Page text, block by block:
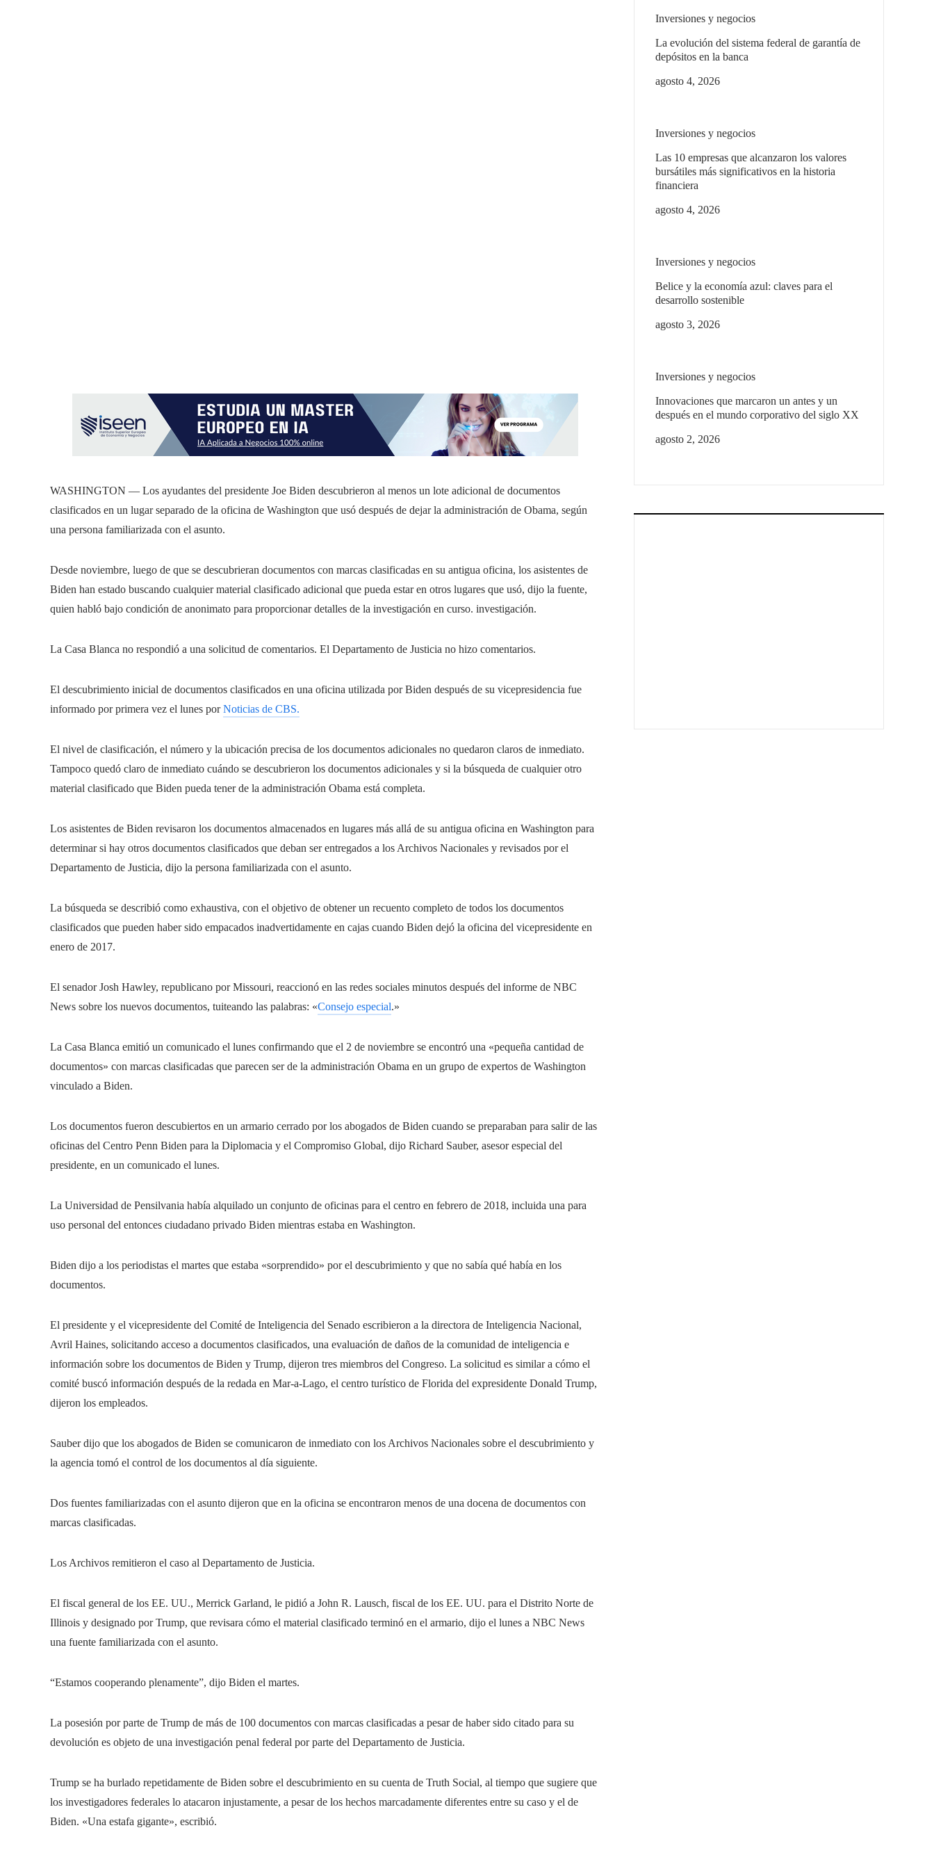
WASHINGTON — Los ayudantes del presidente Joe Biden descubrieron al menos un lote adicional de documentos
clasificados en un lugar separado de la oficina de Washington que usó después de dejar la administración de Obama, según
una persona familiarizada con el asunto.
Desde noviembre, luego de que se descubrieran documentos con marcas clasificadas en su antigua oficina, los asistentes de
Biden han estado buscando cualquier material clasificado adicional que pueda estar en otros lugares que usó, dijo la fuente,
quien habló bajo condición de anonimato para proporcionar detalles de la investigación en curso. investigación.
La Casa Blanca no respondió a una solicitud de comentarios. El Departamento de Justicia no hizo comentarios.
El descubrimiento inicial de documentos clasificados en una oficina utilizada por Biden después de su vicepresidencia fue
informado por primera vez el lunes porNoticias de CBS.
El nivel de clasificación, el número y la ubicación precisa de los documentos adicionales no quedaron claros de inmediato.
Tampoco quedó claro de inmediato cuándo se descubrieron los documentos adicionales y si la búsqueda de cualquier otro
material clasificado que Biden pueda tener de la administración Obama está completa.
Los asistentes de Biden revisaron los documentos almacenados en lugares más allá de su antigua oficina en Washington para
determinar si hay otros documentos clasificados que deban ser entregados a los Archivos Nacionales y revisados ​​por el
Departamento de Justicia, dijo la persona familiarizada con el asunto.
La búsqueda se describió como exhaustiva, con el objetivo de obtener un recuento completo de todos los documentos
clasificados que pueden haber sido empacados inadvertidamente en cajas cuando Biden dejó la oficina del vicepresidente en
enero de 2017.
El senador Josh Hawley, republicano por Missouri, reaccionó en las redes sociales minutos después del informe de NBC
News sobre los nuevos documentos, tuiteando las palabras: «Consejo especial.»
La Casa Blanca emitió un comunicado el lunes confirmando que el 2 de noviembre se encontró una «pequeña cantidad de
documentos» con marcas clasificadas que parecen ser de la administración Obama en un grupo de expertos de Washington
vinculado a Biden.
Los documentos fueron descubiertos en un armario cerrado por los abogados de Biden cuando se preparaban para salir de las
oficinas del Centro Penn Biden para la Diplomacia y el Compromiso Global, dijo Richard Sauber, asesor especial del
presidente, en un comunicado el lunes.
La Universidad de Pensilvania había alquilado un conjunto de oficinas para el centro en febrero de 2018, incluida una para
uso personal del entonces ciudadano privado Biden mientras estaba en Washington.
Biden dijo a los periodistas el martes que estaba «sorprendido» por el descubrimiento y que no sabía qué había en los
documentos.
El presidente y el vicepresidente del Comité de Inteligencia del Senado escribieron a la directora de Inteligencia Nacional,
Avril Haines, solicitando acceso a documentos clasificados, una evaluación de daños de la comunidad de inteligencia e
información sobre los documentos de Biden y Trump, dijeron tres miembros del Congreso. La solicitud es similar a cómo el
comité buscó información después de la redada en Mar-a-Lago, el centro turístico de Florida del expresidente Donald Trump,
dijeron los empleados.
Sauber dijo que los abogados de Biden se comunicaron de inmediato con los Archivos Nacionales sobre el descubrimiento y
la agencia tomó el control de los documentos al día siguiente.
Dos fuentes familiarizadas con el asunto dijeron que en la oficina se encontraron menos de una docena de documentos con
marcas clasificadas.
Los Archivos remitieron el caso al Departamento de Justicia.
El fiscal general de los EE. UU., Merrick Garland, le pidió a John R. Lausch, fiscal de los EE. UU. para el Distrito Norte de
Illinois y designado por Trump, que revisara cómo el material clasificado terminó en el armario, dijo el lunes a NBC News
una fuente familiarizada con el asunto.
“Estamos cooperando plenamente”, dijo Biden el martes.
La posesión por parte de Trump de más de 100 documentos con marcas clasificadas a pesar de haber sido citado para su
devolución es objeto de una investigación penal federal por parte del Departamento de Justicia.
Trump se ha burlado repetidamente de Biden sobre el descubrimiento en su cuenta de Truth Social, al tiempo que sugiere que
los investigadores federales lo atacaron injustamente, a pesar de los hechos marcadamente diferentes entre su caso y el de
Biden. «Una estafa gigante», escribió.
Inversiones y negocios
La evolución del sistema federal de garantía de
depósitos en la banca
agosto 4, 2026
Inversiones y negocios
Las 10 empresas que alcanzaron los valores
bursátiles más significativos en la historia
financiera
agosto 4, 2026
Inversiones y negocios
Belice y la economía azul: claves para el
desarrollo sostenible
agosto 3, 2026
Inversiones y negocios
Innovaciones que marcaron un antes y un
después en el mundo corporativo del siglo XX
agosto 2, 2026